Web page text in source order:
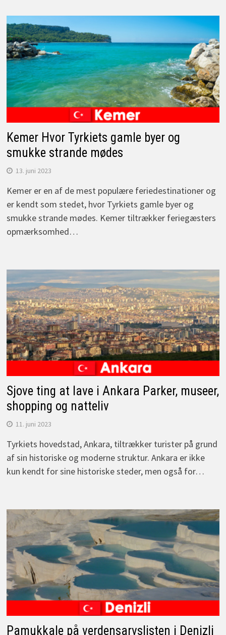
Kemer Hvor Tyrkiets gamle byer og
smukke strande mødes
13. juni 2023
Kemer er en af de mest populære feriedestinationer og
er kendt som stedet, hvor Tyrkiets gamle byer og
smukke strande mødes. Kemer tiltrækker feriegæsters
opmærksomhed…
Sjove ting at lave i Ankara Parker, museer,
shopping og natteliv
11. juni 2023
Tyrkiets hovedstad, Ankara, tiltrækker turister på grund
af sin historiske og moderne struktur. Ankara er ikke
kun kendt for sine historiske steder, men også for…
Pamukkale på verdensarvslisten i Denizli